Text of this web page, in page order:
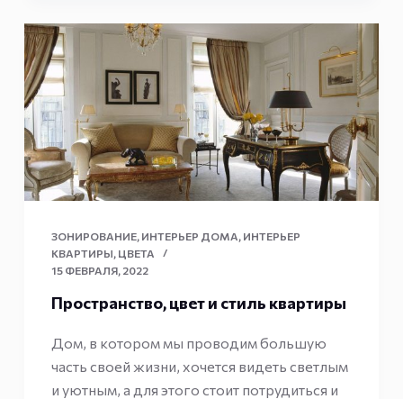
ЗОНИРОВАНИЕ, ИНТЕРЬЕР ДОМА, ИНТЕРЬЕР
КВАРТИРЫ, ЦВЕТА
15 ФЕВРАЛЯ, 2022
Пространство, цвет и стиль квартиры
Дом, в котором мы проводим большую
часть своей жизни, хочется видеть светлым
и уютным, а для этого стоит потрудиться и